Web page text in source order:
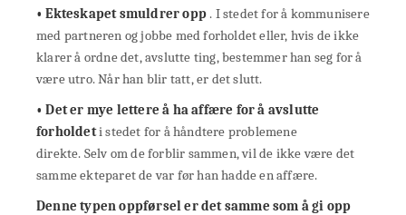
• Ekteskapet smuldrer opp . I stedet for å kommunisere
med partneren og jobbe med forholdet eller, hvis de ikke
klarer å ordne det, avslutte ting, bestemmer han seg for å
være utro. Når han blir tatt, er det slutt.
• Det er mye lettere å ha affære for å avslutte
forholdeti stedet for å håndtere problemene
direkte. Selv om de forblir sammen, vil de ikke være det
samme ekteparet de var før han hadde en affære.
Denne typen oppførsel er det samme som å gi opp